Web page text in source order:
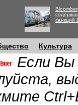
санкций
Культура
Если Вы